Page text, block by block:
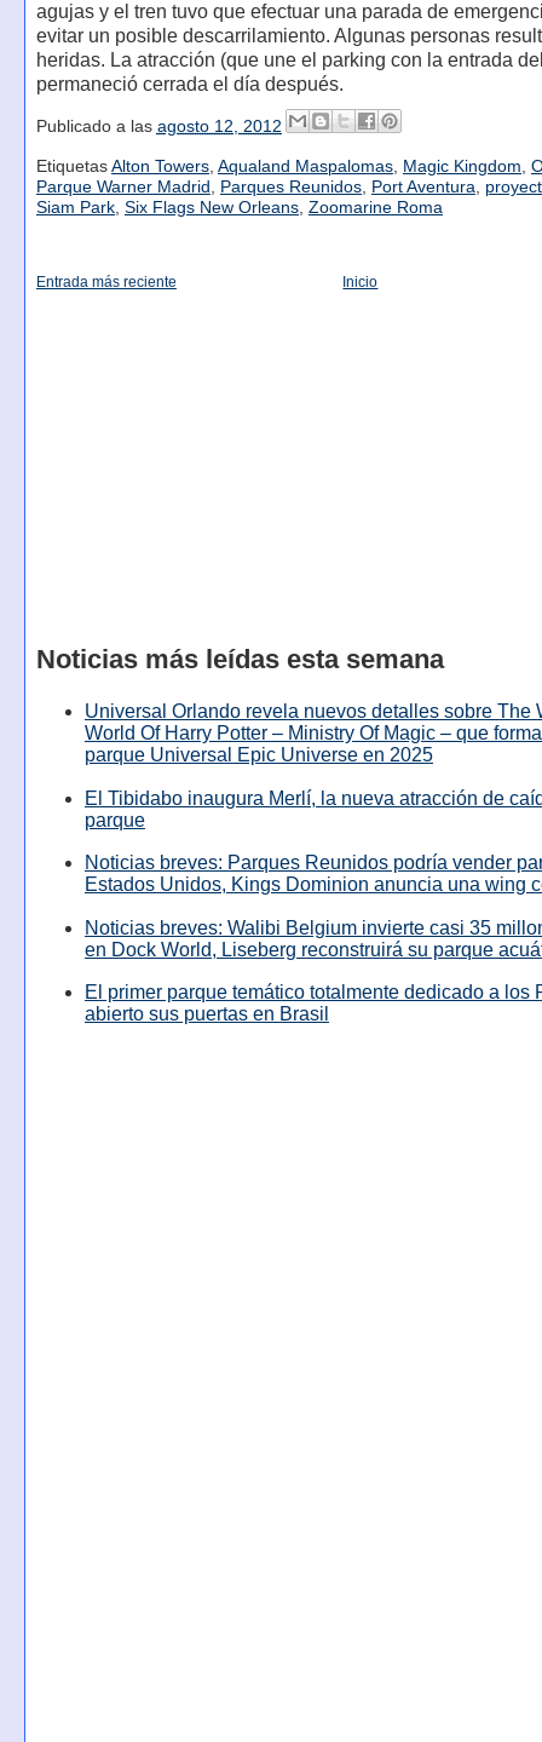
agujas y el tren tuvo que efectuar una parada de
evitar un posible descarrilamiento. Algunas personas
heridas. La atracción (que une el parking con la entrada
permaneció cerrada el día después.
Publicado a las agosto 12, 2012
Etiquetas Alton Towers, Aqualand Maspalomas, Magic Kingdom,
Parque Warner Madrid , Parques Reunidos, Port Aventura,
Siam Park, Six Flags New Orleans, Zoomarine Roma
Entrada más reciente Inicio
Noticias más leídas esta semana
Universal Orlando revela nuevos detalles sobre The
World Of Harry Potter – Ministry Of Magic – que
parque Universal Epic Universe en 2025
El Tibidabo inaugura Merlí, la nueva atracción de
parque
Noticias breves: Parques Reunidos podría vender
Estados Unidos, Kings Dominion anuncia una wing
Noticias breves: Walibi Belgium invierte casi 35
en Dock World, Liseberg reconstruirá su parque
El primer parque temático totalmente dedicado a los
abierto sus puertas en Brasil